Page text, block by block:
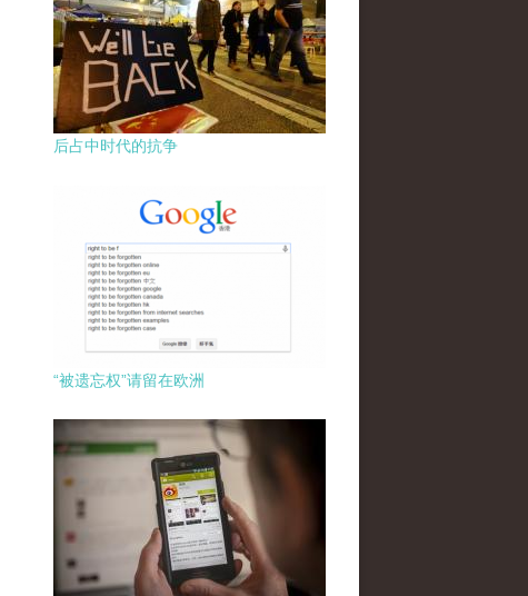
后占中时代的抗争
“被遗忘权”请留在欧洲